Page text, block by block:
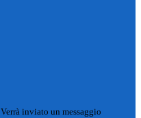
Verrà inviato un messaggio